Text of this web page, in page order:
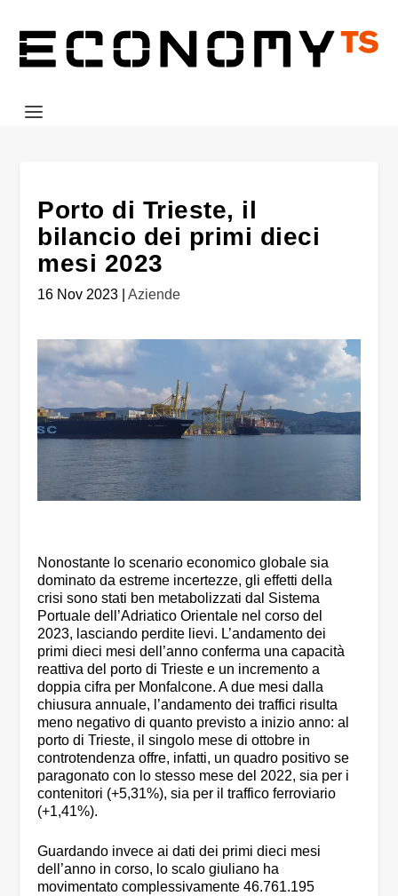
Porto di Trieste, il
bilancio dei primi dieci
mesi 2023
16 Nov 2023 |Aziende
Nonostante lo scenario economico globale sia
dominato da estreme incertezze, gli effetti della
crisi sono stati ben metabolizzati dal Sistema
Portuale dell’Adriatico Orientale nel corso del
2023, lasciando perdite lievi. L’andamento dei
primi dieci mesi dell’anno conferma una capacità
reattiva del porto di Trieste e un incremento a
doppia cifra per Monfalcone. A due mesi dalla
chiusura annuale, l’andamento dei traffici risulta
meno negativo di quanto previsto a inizio anno: al
porto di Trieste, il singolo mese di ottobre in
controtendenza offre, infatti, un quadro positivo se
paragonato con lo stesso mese del 2022, sia per i
contenitori (+5,31%), sia per il traffico ferroviario
(+1,41%).
Guardando invece ai dati dei primi dieci mesi
dell’anno in corso, lo scalo giuliano ha
movimentato complessivamente 46.761.195